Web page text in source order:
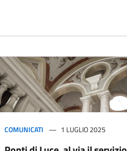
COMUNICATI 1 LUGLIO 2025